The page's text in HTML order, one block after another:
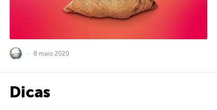
8 maio 2020
Dicas